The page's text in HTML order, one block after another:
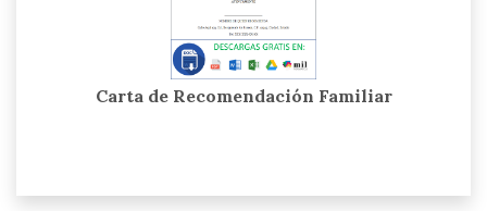
Carta de Recomendación Familiar